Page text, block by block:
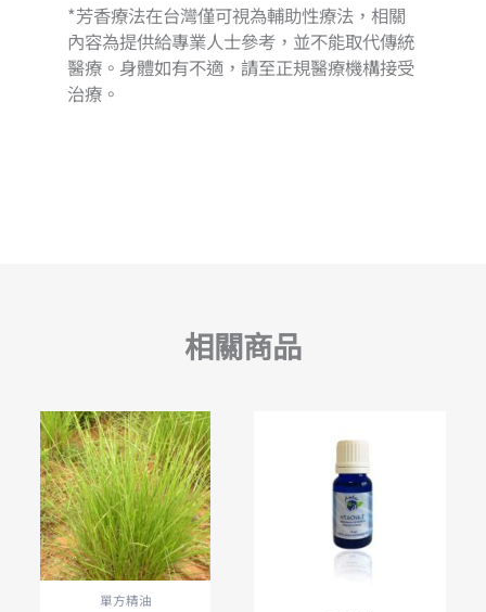
*芳香療法在台灣僅可視為輔助性療法，相關
內容為提供給專業人士參考，並不能取代傳統
醫療。身體如有不適，請至正規醫療機構接受
治療。
相關商品
單方精油